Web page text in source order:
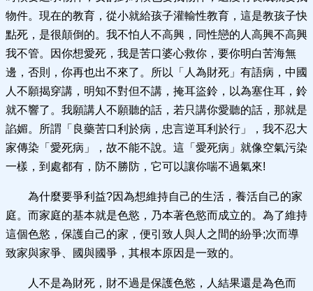
物件。現在的教育，從小就給孩子灌輸性教育，這是教孩子快
點死，是很顛倒的。我不怕人不高興，同性戀的人高興不高興
我不管。因你想愛死，我是苦口婆心救你，要你明白苦海無
邊，否則，你再也出不來了。所以「人為財死」有語病，中國
人不願揭穿講，明知不對但不講，掩耳盜鈴，以為塞住耳，鈴
就不響了。我願講人不願聽的話，若只講你愛聽的話，那就是
諂媚。所謂「良藥苦口利於病，忠言逆耳利於行」，我不忍大
家傳染「愛死病」，故不能不說。這「愛死病」就像空氣污染
一樣，到處都有，防不勝防，它可以讓你喘不過氣來!
為什麼要爭利益?因為想維持自己的生活，養活自己的家
庭。而家庭的基本就是色慾，乃本著色慾而成立的。為了維持
這個色慾，保護自己的家，便引致人與人之間的紛爭;次而導
致家與家爭、國與國爭，其根本原因是一致的。
人不是為財死，財不過是保護色慾，人結果還是為色而